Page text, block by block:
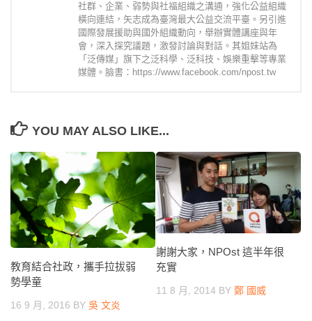
社群、企業、弱勢與社福組織之溝通，強化公益組織
橫向連結，矢志成為臺灣最大公益交流平臺。另引進
國際發展援助與國外組織動向，舉辦實體講座與年
會，深入探究議題，激發討論與對話。其姐妹站為
「泛傳媒」旗下之泛科學、泛科技、娛樂重擊等專業
媒體。臉書：https://www.facebook.com/npost.tw
YOU MAY ALSO LIKE...
教育結合社政，攜手拉拔弱
勢學童
16 9 月, 2016 BY 吳 文炎
謝謝大家，NPOst 這半年很
充實
11 8 月, 2014 BY 鄭 國威